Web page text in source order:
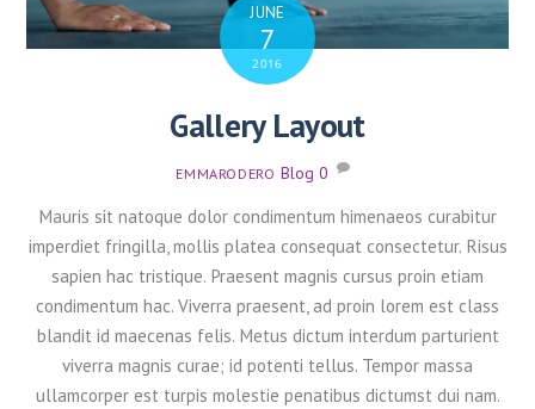
JUNE
7
2016
Gallery Layout
EMMARODERO Blog 0
Mauris sit natoque dolor condimentum himenaeos curabitur
imperdiet fringilla, mollis platea consequat consectetur. Risus
sapien hac tristique. Praesent magnis cursus proin etiam
condimentum hac. Viverra praesent, ad proin lorem est class
blandit id maecenas felis. Metus dictum interdum parturient
viverra magnis curae; id potenti tellus. Tempor massa
ullamcorper est turpis molestie penatibus dictumst dui nam.